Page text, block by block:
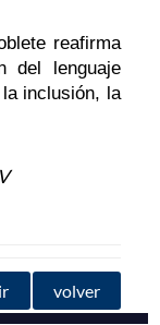
reafirma
del lenguaje
inclusión, la
volver